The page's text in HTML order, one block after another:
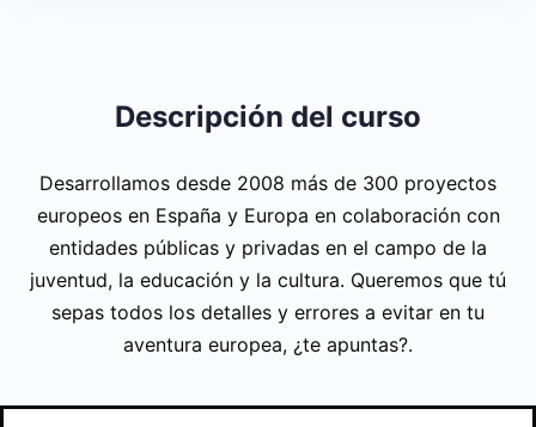
Descripción del curso
Desarrollamos desde 2008 más de 300 proyectos
europeos en España y Europa en colaboración con
entidades públicas y privadas en el campo de la
juventud, la educación y la cultura. Queremos que tú
sepas todos los detalles y errores a evitar en tu
aventura europea, ¿te apuntas?.